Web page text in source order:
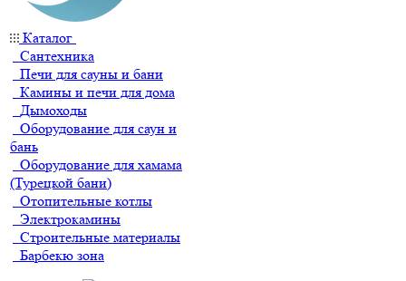
Каталог
Сантехника
Печи для сауны и бани
Камины и печи для дома
Дымоходы
Оборудование для саун и
бань
Оборудование для хамама
(Турецкой бани)
Отопительные котлы
Электрокамины
Строительные материалы
Барбекю зона